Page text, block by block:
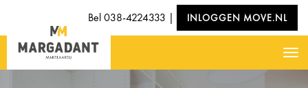
Bel038-4224333 | INLOGGEN MOVE.NL